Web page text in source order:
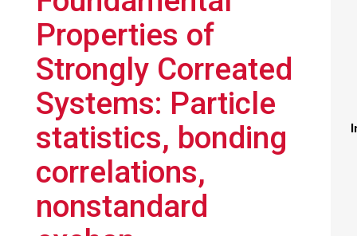
Properties of
Strongly Correated
Systems: Particle
statistics, bonding
correlations,
nonstandard